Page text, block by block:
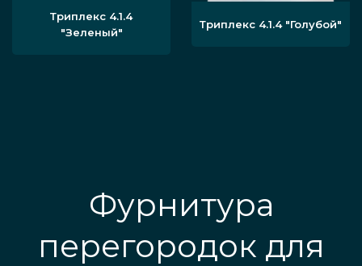
Триплекс 4.1.4
"Зеленый"
Триплекс 4.1.4 "Голубой"
Фурнитура
перегородок для